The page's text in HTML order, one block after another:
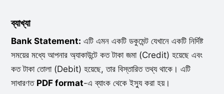
ব্যাখ্যা
Bank Statement: এটি এমন একটি ডকুমেন্ট যেখানে একটি নির্দিষ্ট
সময়ের মধ্যে আপনার অ্যাকাউন্টে কত টাকা জমা (Credit) হয়েছে এবং
কত টাকা তোলা (Debit) হয়েছে, তার বিস্তারিত তথ্য থাকে। এটি
সাধারণত PDF format-এ ব্যাংক থেকে ইস্যু করা হয়।